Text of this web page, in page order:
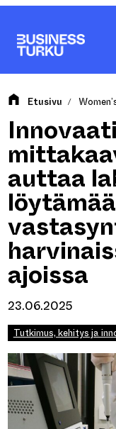
Etusivu /
auttaa
ajoissa
23.06.2025
Tutkimus, kehitys ja